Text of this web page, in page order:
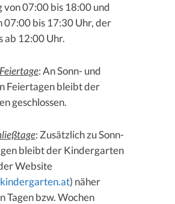
von 07:00 bis 18:00 und
07:00 bis 17:30 Uhr, der
ab 12:00 Uhr.
: An Sonn- und
Feiertagen bleibt der
geschlossen.
: Zusätzlich zu Sonn-
bleibt der Kindergarten
Website
) näher
Tagen bzw. Wochen